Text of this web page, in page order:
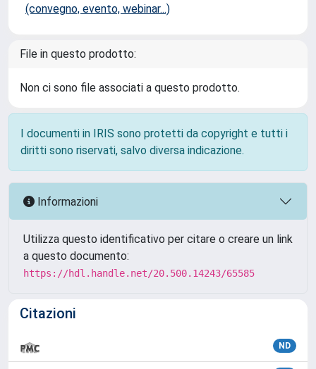
(convegno, evento, webinar...)
File in questo prodotto:
Non ci sono file associati a questo prodotto.
I documenti in IRIS sono protetti da copyright e tutti i
diritti sono riservati, salvo diversa indicazione.
Informazioni
Utilizza questo identificativo per citare o creare un link
a questo documento:
https://hdl.handle.net/20.500.14243/65585
Citazioni
ND